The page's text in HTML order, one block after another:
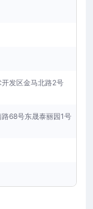
发区金马北路2号
68号东晟泰丽园1号